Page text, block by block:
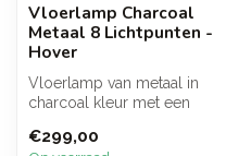
Vloerlamp Charcoal
Metaal 8 Lichtpunten -
Hover
Vloerlamp van metaal in
charcoal kleur met een
lichtpunt...
€299,00